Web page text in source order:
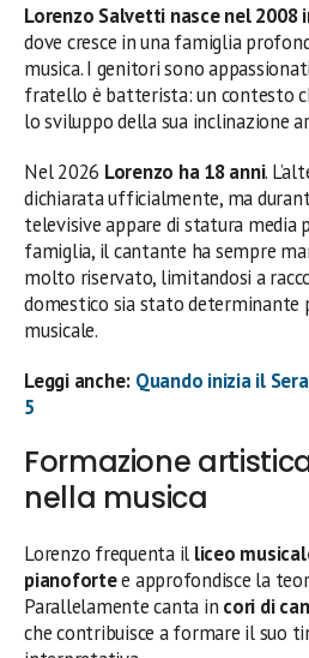
Lorenzo Salvetti nasce nel 2008
dove cresce in una famiglia
musica. I genitori sono
fratello è batterista: un contesto
lo sviluppo della sua inclinazione
Nel 2026 Lorenzo ha 18 anni.
dichiarata ufficialmente, ma
televisive appare di statura media
famiglia, il cantante ha sempre
molto riservato, limitandosi a
domestico sia stato determinante
musicale.
Leggi anche: Quando inizia il
5
Formazione
nella musica
Lorenzo frequenta il liceo
pianofortee approfondisce la
Parallelamente canta in cori di
che contribuisce a formare il suo